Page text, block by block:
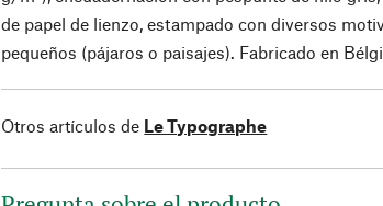
de papel de lienzo, estampado con diversos
pequeños (pájaros o paisajes). Fabricado en
Otros artículos de Le Typographe